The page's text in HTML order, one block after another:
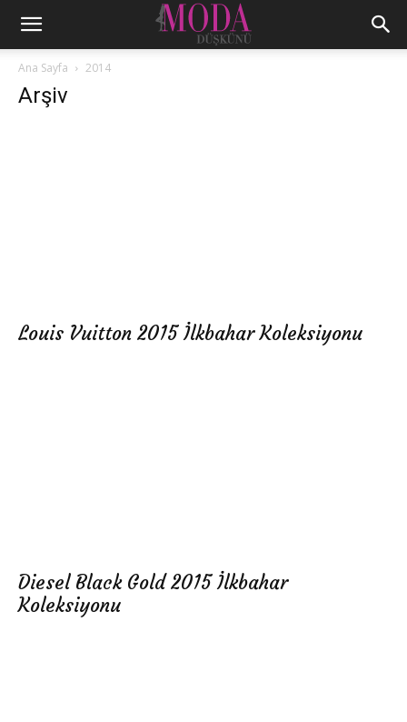
Ana Sayfa 2014
Arşiv
Louis Vuitton 2015 İlkbahar Koleksiyonu
Diesel Black Gold 2015 İlkbahar
Koleksiyonu